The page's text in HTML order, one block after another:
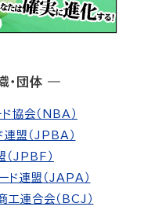
・団体 ―
協会（NBA）
連盟（JPBA）
（JPBF）
ド連盟（JAPA）
工連合会（BCJ）